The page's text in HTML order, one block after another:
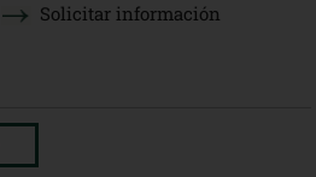
Solicitar información